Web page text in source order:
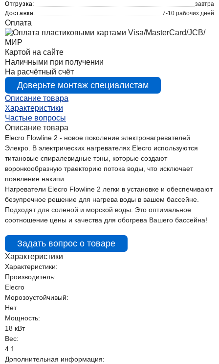
Отгрузка:
завтра
Доставка:
7-10 рабочих дней
Оплата
Картой на сайте
Наличными при получении
На расчётный счёт
Доверьте монтаж специалистам
Описание товара
Характеристики
Частые вопросы
Описание товара
Elecro Flowline 2 - новое поколение электронагревателей
Элекро. В электрических нагревателях Elecro используются
титановые спиралевидные тэны, которые создают
воронкообразную траекторию потока воды, что исключает
появление накипи.
Нагреватели Elecro Flowline 2 легки в установке и обеспечивают
безупречное решение для нагрева воды в вашем бассейне.
Подходят для соленой и морской воды. Это оптимальное
соотношение цены и качества для обогрева Вашего бассейна!
Задать вопрос о товаре
Характеристики
Характеристики:
Производитель:
Elecro
Морозоустойчивый:
Нет
Мощность:
18 кВт
Вес:
4.1
Дополнительная информация: